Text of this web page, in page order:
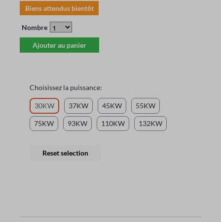
Biens attendus bientôt
Nombre
Ajouter au panier
Choisissez la puissance:
30KW 37KW 45KW 55KW
75KW 93KW 110KW 132KW
Reset selection